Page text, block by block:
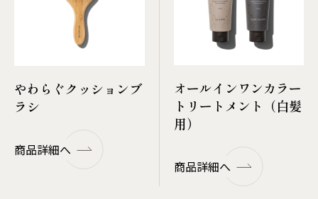
やわらぐクッションブ
ラシ
商品詳細へ
オールインワンカラー
トリートメント（白髪
用）
商品詳細へ